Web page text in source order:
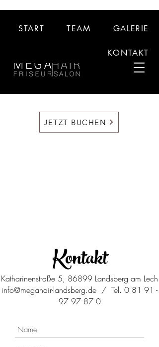
START TEAM GALERIE
KONTAKT
JETZT BUCHEN
Kontakt
Katharinenstraße 5, 86899 Landsberg am Lech
info@megahair-landsberg.de / Tel. 0 81 91 -
97 97 87 0